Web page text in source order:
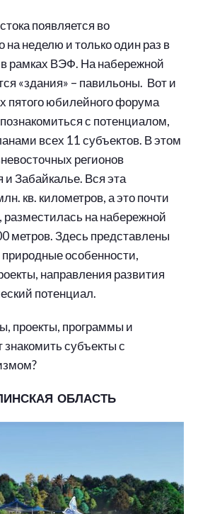
появляется во
на неделю и только один раз в
в рамках ВЭФ. На набережной
«здания» – павильоны. Вот и
пятого юбилейного форума
с потенциалом,
всех 11 субъектов. В этом
регионов
Забайкалье. Вся эта
кв. километров, а это почти
на набережной
метров. Здесь представлены
особенности,
направления развития
потенциал.
проекты, программы и
субъекты с
ОБЛАСТЬ